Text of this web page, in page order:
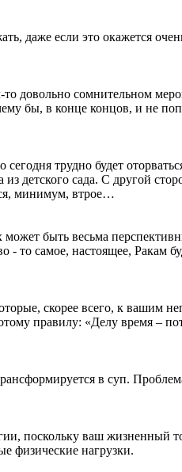
даже если это окажется
довольно сомнительном
бы, в конце концов, и не
трудно будет
из детского сада. С другой
минимум, втрое…
может быть весьма
то самое, настоящее, Ракам
скорее всего, к вашим
правилу: «Делу время –
в суп.
поскольку ваш жизненный
физические нагрузки.